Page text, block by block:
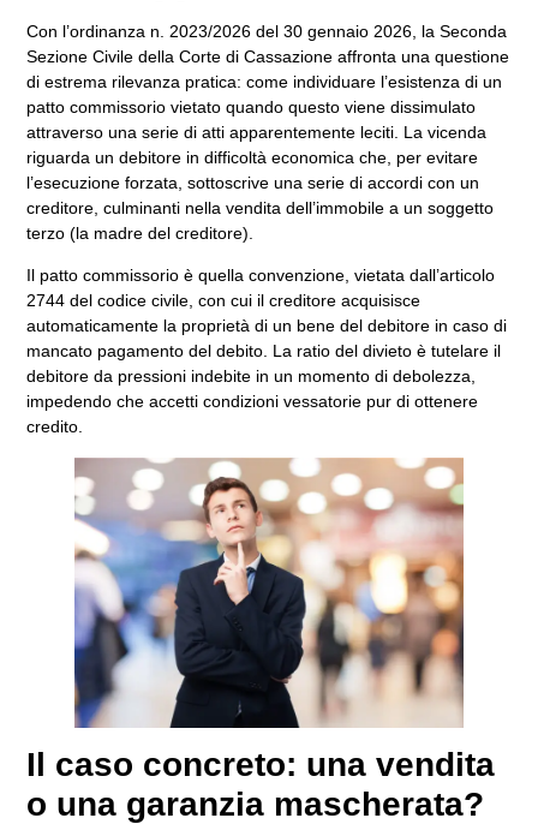
Con l’ordinanza n. 2023/2026 del 30 gennaio 2026, la Seconda
Sezione Civile della Corte di Cassazione affronta una questione
di estrema rilevanza pratica: come individuare l’esistenza di un
patto commissorio vietato quando questo viene dissimulato
attraverso una serie di atti apparentemente leciti. La vicenda
riguarda un debitore in difficoltà economica che, per evitare
l’esecuzione forzata, sottoscrive una serie di accordi con un
creditore, culminanti nella vendita dell’immobile a un soggetto
terzo (la madre del creditore).
Il patto commissorio è quella convenzione, vietata dall’articolo
2744 del codice civile, con cui il creditore acquisisce
automaticamente la proprietà di un bene del debitore in caso di
mancato pagamento del debito. La ratio del divieto è tutelare il
debitore da pressioni indebite in un momento di debolezza,
impedendo che accetti condizioni vessatorie pur di ottenere
credito.
Il caso concreto: una vendita
o una garanzia mascherata?